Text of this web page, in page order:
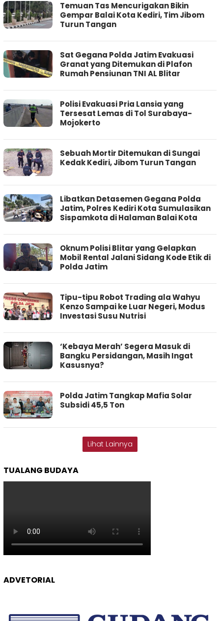
Temuan Tas Mencurigakan Bikin
Gempar Balai Kota Kediri, Tim Jibom
Turun Tangan
Sat Gegana Polda Jatim Evakuasi
Granat yang Ditemukan di Plafon
Rumah Pensiunan TNI AL Blitar
Polisi Evakuasi Pria Lansia yang
Tersesat Lemas di Tol Surabaya-
Mojokerto
Sebuah Mortir Ditemukan di Sungai
Kedak Kediri, Jibom Turun Tangan
Libatkan Detasemen Gegana Polda
Jatim, Polres Kediri Kota Sumulasikan
Sispamkota di Halaman Balai Kota
Oknum Polisi Blitar yang Gelapkan
Mobil Rental Jalani Sidang Kode Etik di
Polda Jatim
Tipu-tipu Robot Trading ala Wahyu
Kenzo Sampai ke Luar Negeri, Modus
Investasi Susu Nutrisi
‘Kebaya Merah’ Segera Masuk di
Bangku Persidangan, Masih Ingat
Kasusnya?
Polda Jatim Tangkap Mafia Solar
Subsidi 45,5 Ton
Lihat Lainnya
TUALANG BUDAYA
ADVETORIAL